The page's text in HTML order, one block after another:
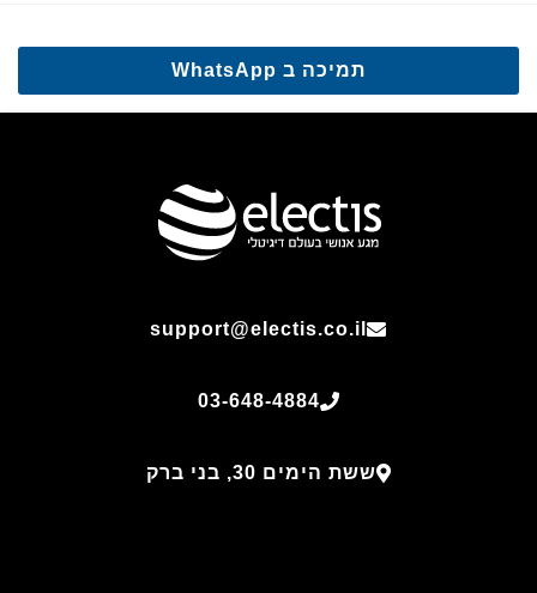
תמיכה ב WhatsApp
support@electis.co.il
03-648-4884
ששת הימים 30, בני ברק